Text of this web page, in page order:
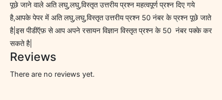
पूछे जाने वाले अति लघु,लघु,विस्तृत उत्तरीय प्रश्न महत्वपूर्ण प्रश्न दिए गये
है,आपके पेपर में अति लघु,लघु,विस्तृत उत्तरीय प्रश्न 50 नंबर के प्रश्न पूछे जाते
है|इस पीडीऍफ़ से आप अपने रसायन विज्ञान विस्तृत प्रश्न के 50 नंबर पक्के कर
सकते है|
Reviews
There are no reviews yet.